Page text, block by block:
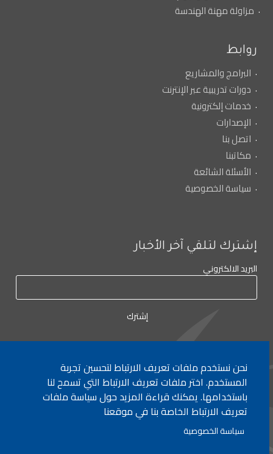
مزاولة مهنة الهندسة
روابط
البرامج والمشاريع
دورات تدريبية عبر الإنترنت
خدمات إلكترونية
الإصدارات
اتصل بنا
مكاتبنا
الأسئلة الشائعة
سياسة الخصوصية
إشترك لتلقي آخر الأخبار
البريد الالكتروني
لأي إستفسار الإتصال على:٠١/٧٧٢٠٠٠
جميع الحقوق محفوظة © 2026 , وزارة التربية والتعليم العالي، لبنان.
نحن نستخدم ملفات تعريف الارتباط لتحسين تجربة
المستخدم. اختر ملفات تعريف الارتباط التي تسمح لنا
باستخدامها. يمكنك قراءة المزيد حول سياسة ملفات
تعريف الارتباط الخاصة بنا في موقعنا
سياسة الخصوصية